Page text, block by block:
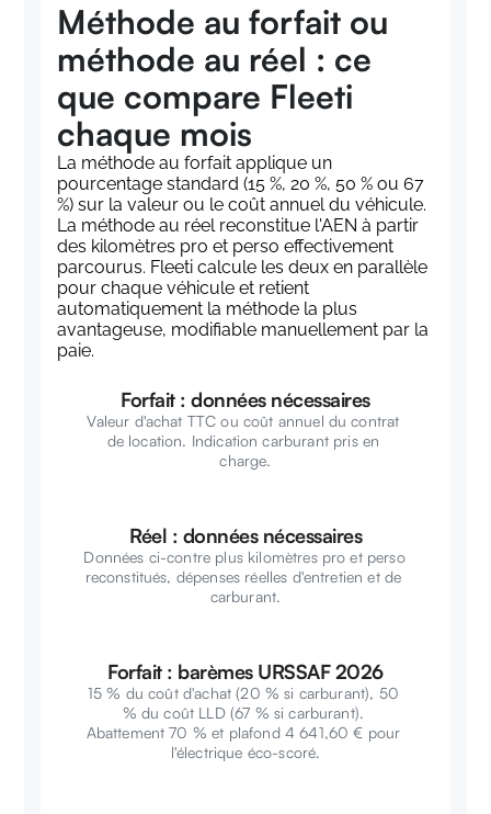
Méthode au forfait ou
méthode au réel : ce
que compare Fleeti
chaque mois
La méthode au forfait applique un
pourcentage standard (15 %, 20 %, 50 % ou 67
%) sur la valeur ou le coût annuel du véhicule.
La méthode au réel reconstitue l'AEN à partir
des kilomètres pro et perso effectivement
parcourus. Fleeti calcule les deux en parallèle
pour chaque véhicule et retient
automatiquement la méthode la plus
avantageuse, modifiable manuellement par la
paie.
Forfait : données nécessaires
Valeur d'achat TTC ou coût annuel du contrat
de location. Indication carburant pris en
charge.
Réel : données nécessaires
Données ci-contre plus kilomètres pro et perso
reconstitués, dépenses réelles d'entretien et de
carburant.
Forfait : barèmes URSSAF 2026
15 % du coût d'achat (20 % si carburant), 50
% du coût LLD (67 % si carburant).
Abattement 70 % et plafond 4 641,60 € pour
l'électrique éco-scoré.